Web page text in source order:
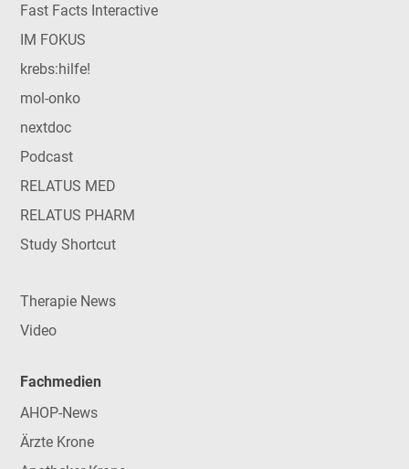
Fast Facts Interactive
IM FOKUS
krebs:hilfe!
mol-onko
nextdoc
Podcast
RELATUS MED
RELATUS PHARM
Study Shortcut
Therapie News
Video
Fachmedien
AHOP-News
Ärzte Krone